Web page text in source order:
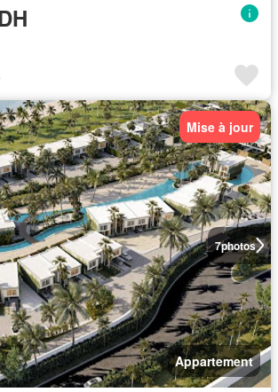
7photos
Mise à jour
Appartement